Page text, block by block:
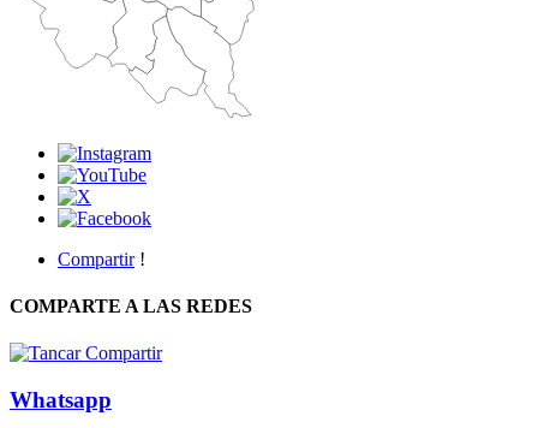
Compartir !
COMPARTE A LAS REDES
Whatsapp